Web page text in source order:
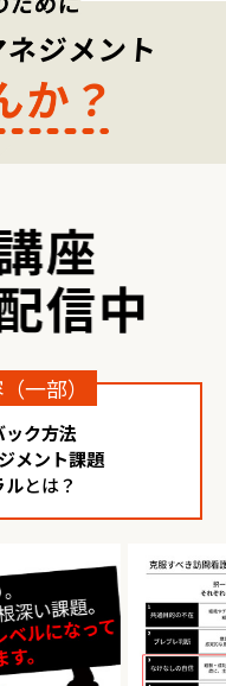
一部）
ック方法
メント課題
ルとは？